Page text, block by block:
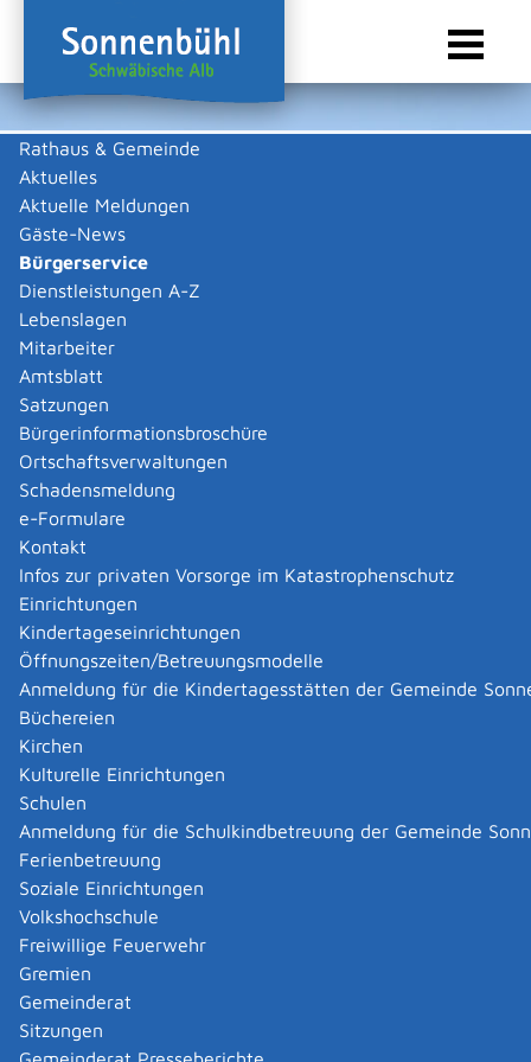
Rathaus & Gemeinde
Aktuelles
Aktuelle Meldungen
Gäste-News
Bürgerservice
Dienstleistungen A-Z
Lebenslagen
Mitarbeiter
Amtsblatt
Satzungen
Bürgerinformationsbroschüre
Ortschaftsverwaltungen
Schadensmeldung
e-Formulare
Kontakt
Infos zur privaten Vorsorge im Katastrophenschutz
Einrichtungen
Kindertageseinrichtungen
Öffnungszeiten/Betreuungsmodelle
Anmeldung für die Kindertagesstätten der Gemeinde
Büchereien
Kirchen
Kulturelle Einrichtungen
Schulen
Anmeldung für die Schulkindbetreuung der Gemeinde
Ferienbetreuung
Soziale Einrichtungen
Volkshochschule
Freiwillige Feuerwehr
Gremien
Gemeinderat
Sitzungen
Sie sind hier:
Bürgerservice
Behördenwegweiser
Externe Organisationseinheit
Kreisgesundheitsamt
Allgemeine Informationen
Zugehörige Leistungen
Formulare und Onlinedienste
Besucheranschrift
St.-Wolfgang-Straße 13
72764
Reutlingen
Zur elektronischen Fahrplanauskunft
Kontakt
E-Mail
gesundheitsamt@kreis-
reutlingen.de
Servicekonto
Sichere Servicekonto-Nachricht
über service-bw.de senden
Leistungen
Infektionsschutzbelehrung inklusive Bescheinigung
beantragen
Trinkwasser - Verunreinigungen melden